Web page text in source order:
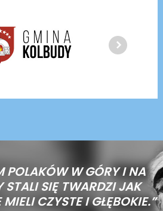
POLAKÓW W GÓRY I NA
STALI SIĘ TWARDZI JAK
CZYSTE I GŁĘBOKIE.”